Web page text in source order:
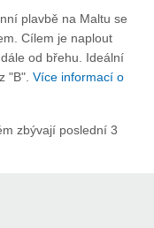
plavbě na Maltu se
Cílem je naplout
od břehu. Ideální
"B". Více informací o
zbývají poslední 3